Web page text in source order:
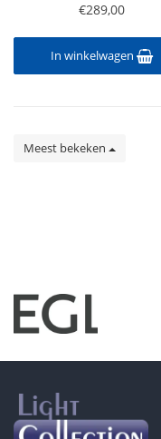
€289,00
In winkelwagen
Meest bekeken